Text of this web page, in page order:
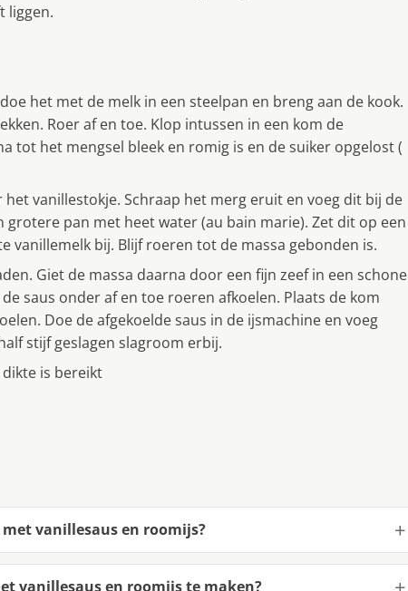
liggen.
het met de melk in een steelpan en breng aan de kook.
Roer af en toe. Klop intussen in een kom de
tot het mengsel bleek en romig is en de suiker opgelost (
vanillestokje. Schraap het merg eruit en voeg dit bij de
pan met heet water (au bain marie). Zet dit op een
vanillemelk bij. Blijf roeren tot de massa gebonden is.
Giet de massa daarna door een fijn zeef in een schone
saus onder af en toe roeren afkoelen. Plaats de kom
Doe de afgekoelde saus in de ijsmachine en voeg
stijf geslagen slagroom erbij.
is bereikt
vanillesaus en roomijs?
vanillesaus en roomijs te maken?